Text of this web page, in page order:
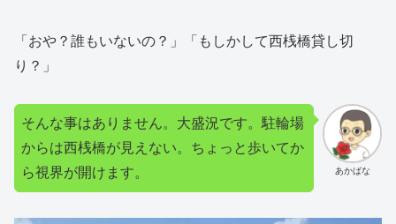
「おや？誰もいないの？」「もしかして西桟橋貸し切
り？」
あかばな
そんな事はありません。大盛況です。駐輪場
からは西桟橋が見えない。ちょっと歩いてか
ら視界が開けます。